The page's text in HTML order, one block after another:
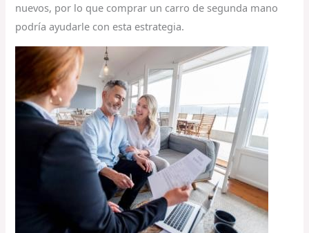
nuevos, por lo que comprar un carro de segunda mano
podría ayudarle con esta estrategia.